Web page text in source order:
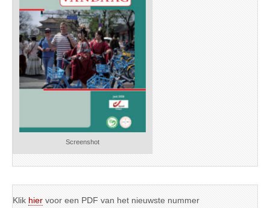
Screenshot
Klik hier voor een PDF van het nieuwste nummer